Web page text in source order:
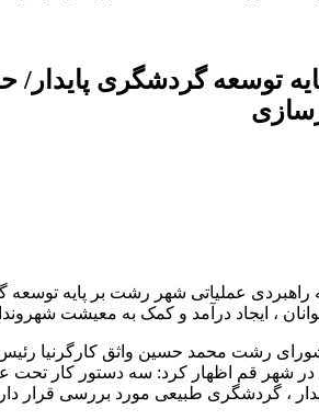
توسعه گردشگری
عملیاتی شهر رشت بر پایه توسعه
، ایجاد درآمد و کمک به معیشت
رشت محمد حسین واثق کارگرنیا
در شهر قم اظهار کرد: سه دستور کار
، گردشگری طبیعی مورد بررسی قرار